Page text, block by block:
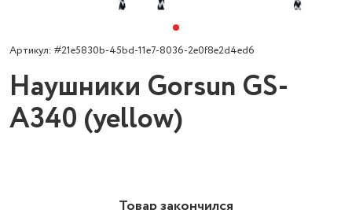
Артикул: #21e5830b-45bd-11e7-8036-2e0f8e2d4ed6
Наушники Gorsun GS-
A340 (yellow)